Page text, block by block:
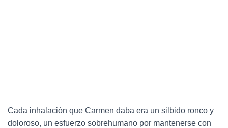
Cada inhalación que Carmen daba era un silbido ronco y
doloroso, un esfuerzo sobrehumano por mantenerse con